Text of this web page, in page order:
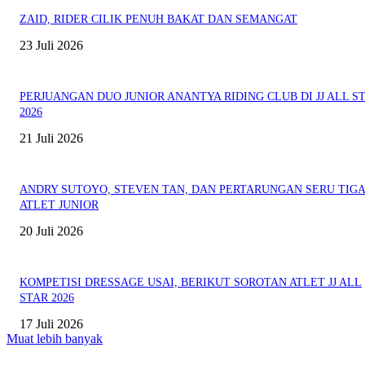
ZAID, RIDER CILIK PENUH BAKAT DAN SEMANGAT
23 Juli 2026
PERJUANGAN DUO JUNIOR ANANTYA RIDING CLUB DI JJ ALL
2026
21 Juli 2026
ANDRY SUTOYO, STEVEN TAN, DAN PERTARUNGAN SERU TIGA
ATLET JUNIOR
20 Juli 2026
KOMPETISI DRESSAGE USAI, BERIKUT SOROTAN ATLET JJ ALL
STAR 2026
17 Juli 2026
Muat lebih banyak